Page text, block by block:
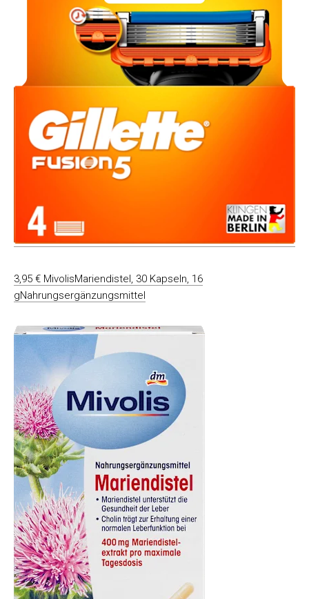
3,95 € MivolisMariendistel, 30 Kapseln, 16
gNahrungsergänzungsmittel